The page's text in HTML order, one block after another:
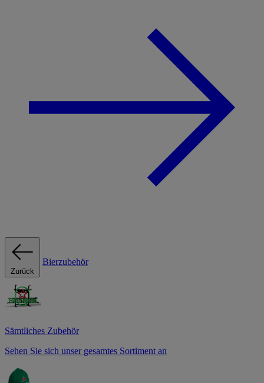
Zurück
Bierzubehör
Sämtliches Zubehör
Sehen Sie sich unser gesamtes Sortiment an